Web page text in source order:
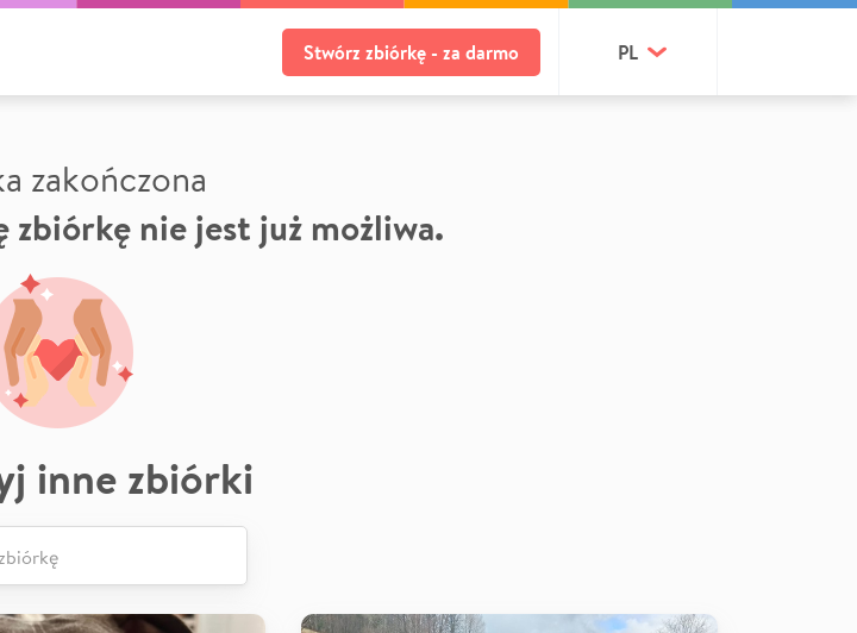
Stwórz zbiórkę - za darmo PL
zakończona
zbiórkę nie jest już możliwa.
inne zbiórki